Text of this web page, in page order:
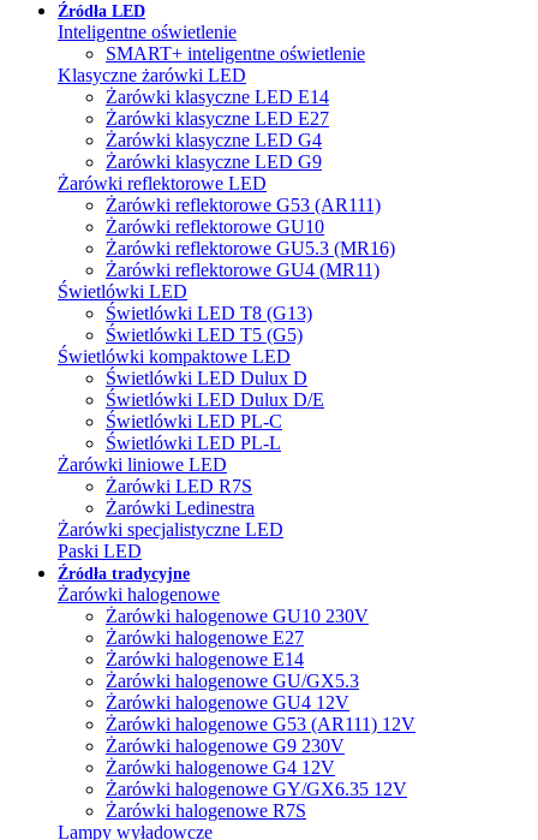
Źródła LED
Inteligentne oświetlenie
SMART+ inteligentne oświetlenie
Klasyczne żarówki LED
Żarówki klasyczne LED E14
Żarówki klasyczne LED E27
Żarówki klasyczne LED G4
Żarówki klasyczne LED G9
Żarówki reflektorowe LED
Żarówki reflektorowe G53 (AR111)
Żarówki reflektorowe GU10
Żarówki reflektorowe GU5.3 (MR16)
Żarówki reflektorowe GU4 (MR11)
Świetlówki LED
Świetlówki LED T8 (G13)
Świetlówki LED T5 (G5)
Świetlówki kompaktowe LED
Świetlówki LED Dulux D
Świetlówki LED Dulux D/E
Świetlówki LED PL-C
Świetlówki LED PL-L
Żarówki liniowe LED
Żarówki LED R7S
Żarówki Ledinestra
Żarówki specjalistyczne LED
Paski LED
Źródła tradycyjne
Żarówki halogenowe
Żarówki halogenowe GU10 230V
Żarówki halogenowe E27
Żarówki halogenowe E14
Żarówki halogenowe GU/GX5.3
Żarówki halogenowe GU4 12V
Żarówki halogenowe G53 (AR111) 12V
Żarówki halogenowe G9 230V
Żarówki halogenowe G4 12V
Żarówki halogenowe GY/GX6.35 12V
Żarówki halogenowe R7S
Lampy wyładowcze